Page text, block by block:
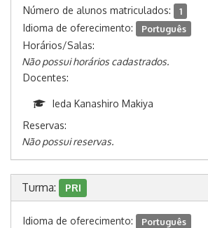
Número de alunos matriculados: 1
Idioma de oferecimento: Português
Horários/Salas:
Não possui horários cadastrados.
Docentes:
Ieda Kanashiro Makiya
Reservas:
Não possui reservas.
Turma: PRI
Idioma de oferecimento: Português